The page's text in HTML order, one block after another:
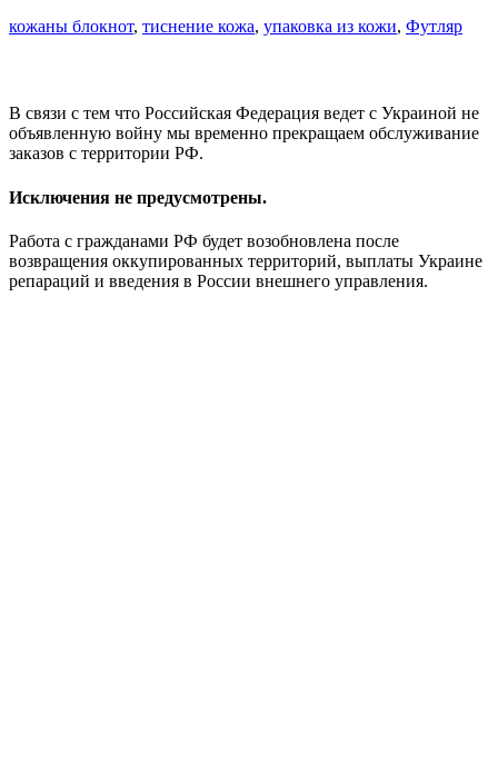
кожаны блокнот, тиснение кожа, упаковка из кожи, Футляр
В связи с тем что Российская Федерация ведет с Украиной не
объявленную войну мы временно прекращаем обслуживание
заказов с территории РФ.
Исключения не предусмотрены.
Работа с гражданами РФ будет возобновлена после
возвращения оккупированных территорий, выплаты Украине
репараций и введения в России внешнего управления.